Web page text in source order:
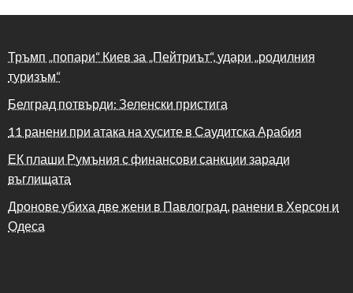
Тръмп „попари“ Киев за „Пейтриът“, удари „родилния
туризъм“
Белград потвърди: Зеленски пристига
11 ранени при атака на хусите в Саудитска Арабия
ЕК плаши Румъния с финансови санкции заради
въглищата
Дронове убиха две жени в Павлоград, ранени в Херсон и
Одеса